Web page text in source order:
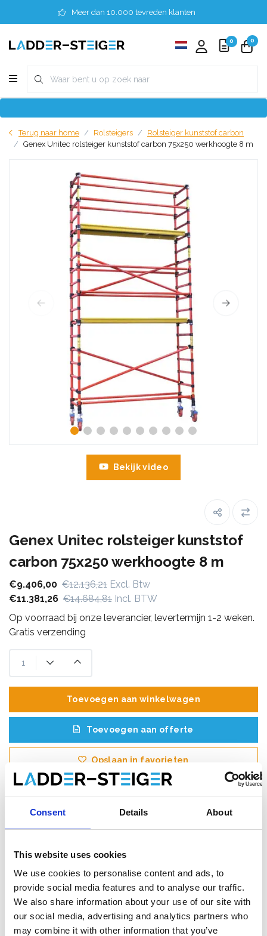
Consent Details About
This website uses cookies
We use cookies to personalise content and ads, to
provide social media features and to analyse our traffic.
We also share information about your use of our site with
our social media, advertising and analytics partners who
may combine it with other information that you’ve
Meer dan 10.000 tevreden klanten
0 0
Terug naar home Rolsteigers
Rolsteiger kunststof carbon
Genex Unitec rolsteiger kunststof carbon 75x250 werkhoogte 8 m
Bekijk video
Genex Unitec rolsteiger kunststof
carbon 75x250 werkhoogte 8 m
€9.406,00 €12.136,21 Excl. Btw
€11.381,26 €14.684,81 Incl. BTW
Op voorraad bij onze leverancier, levertermijn 1-2 weken.
Gratis verzending
Toevoegen aan winkelwagen
Toevoegen aan offerte
Opslaan in favorieten
Beschrijving
Rolsteiger van glasvezelversterkte kunststof, speciaal ontworpen
voor de elektrische, chemische industrie en voedingsnijverheid.
De isolerende eigenschappen (zowel thermisch als elektrisch)